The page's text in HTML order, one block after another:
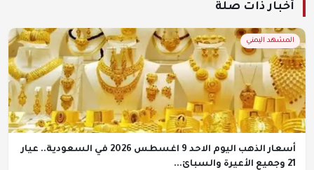
أخبار ذات صلة
المشهد اليمني
أسعار الذهب اليوم الاحد 9 اغسطس 2026 في السعودية.. عيار
21 وجميع الأعيرة والسبائ...